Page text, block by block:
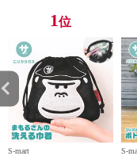
1位
S-mart S-